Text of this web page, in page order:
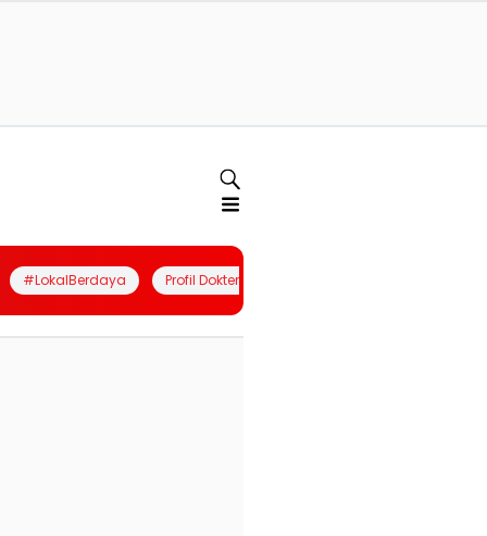
#LokalBerdaya Profil Dokter